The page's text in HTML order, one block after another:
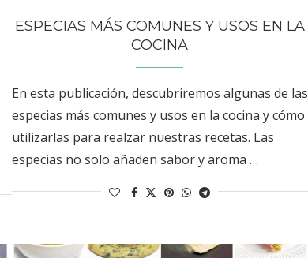
ESPECIAS MÁS COMUNES Y USOS EN LA
COCINA
En esta publicación, descubriremos algunas de las
especias más comunes y usos en la cocina y cómo
utilizarlas para realzar nuestras recetas. Las
especias no solo añaden sabor y aroma …